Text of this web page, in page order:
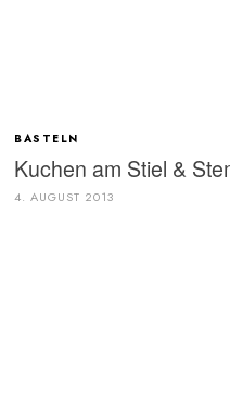
BASTELN
Kuchen am Stiel &
4. AUGUST 2013